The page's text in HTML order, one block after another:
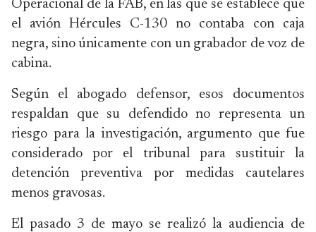
Operacional de la FAB, en las que se establece que
el avión Hércules C-130 no contaba con caja
negra, sino únicamente con un grabador de voz de
cabina.
Según el abogado defensor, esos documentos
respaldan que su defendido no representa un
riesgo para la investigación, argumento que fue
considerado por el tribunal para sustituir la
detención preventiva por medidas cautelares
menos gravosas.
El pasado 3 de mayo se realizó la audiencia de